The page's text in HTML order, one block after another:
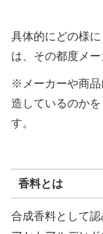
具体的にどの様
は、その都度メー
※メーカーや商品
造しているのか
す。
香料とは
合成香料として